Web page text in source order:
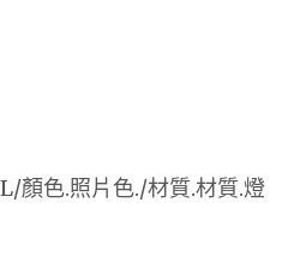
顏色.照片色./材質.材質.燈